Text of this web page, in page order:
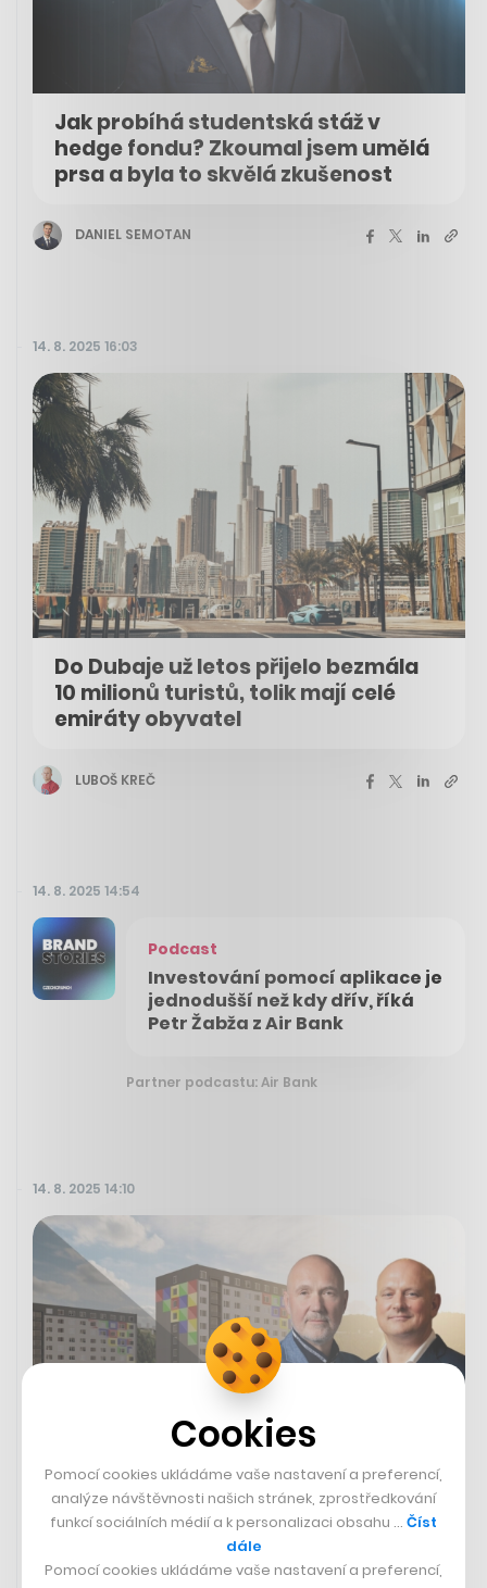
Jak probíhá studentská stáž v
hedge fondu? Zkoumal jsem umělá
prsa a byla to skvělá zkušenost
DANIEL SEMOTAN
14. 8. 2025 16:03
Do Dubaje už letos přijelo bezmála
10 milionů turistů, tolik mají celé
emiráty obyvatel
LUBOŠ KREČ
14. 8. 2025 14:54
Podcast
Investování pomocí aplikace je
jednodušší než kdy dřív, říká
Petr Žabža z Air Bank
Partner podcastu: Air Bank
14. 8. 2025 14:10
Poznali se díky synům a spatřili
potenciál v Ústí. Dva byznysmeni
tam spolu rekonstruují věžáky
Cookies
Pomocí cookies ukládáme vaše nastavení a preferencí,
analýze návštěvnosti našich stránek, zprostředkování
funkcí sociálních médií a k personalizaci obsahu … Číst
dále
Pomocí cookies ukládáme vaše nastavení a preferencí,